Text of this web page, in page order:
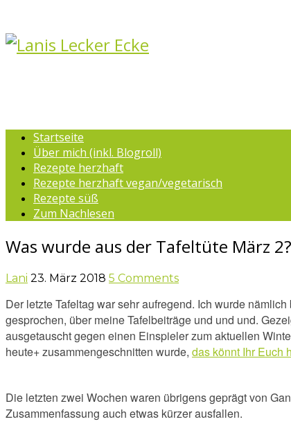
Startseite
Über mich (inkl. Blogroll)
Rezepte herzhaft
Rezepte herzhaft vegan/vegetarisch
Rezepte süß
Zum Nachlesen
Was wurde aus der Tafeltüte März 2?
Lani 23. März 2018 5 Comments
Der letzte Tafeltag war sehr aufregend. Ich wurde
gesprochen, über meine Tafelbeiträge und und und.
ausgetauscht gegen einen Einspieler zum aktuellen
heute+ zusammengeschnitten wurde, das könnt Ihr Euch
Die letzten zwei Wochen waren übrigens geprägt von
Zusammenfassung auch etwas kürzer ausfallen.